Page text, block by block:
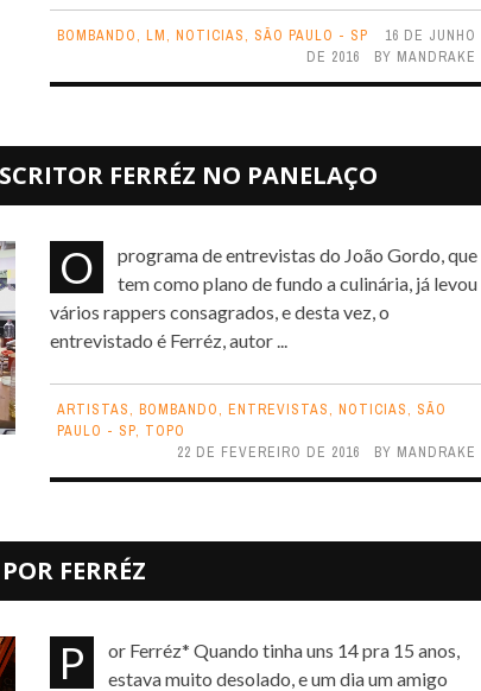
BOMBANDO, LM, NOTICIAS, SÃO PAULO - SP
16 DE JUNHO
DE 2016
BY MANDRAKE
FERRÉZ NO PANELAÇO
O programa de entrevistas do João Gordo, que
tem como plano de fundo a culinária, já levou
vários rappers consagrados, e desta vez, o
entrevistado é Ferréz, autor ...
ARTISTAS, BOMBANDO, ENTREVISTAS, NOTICIAS, SÃO
PAULO - SP, TOPO
22 DE FEVEREIRO DE 2016
BY MANDRAKE
FERRÉZ
Por Ferréz* Quando tinha uns 14 pra 15 anos,
estava muito desolado, e um dia um amigo